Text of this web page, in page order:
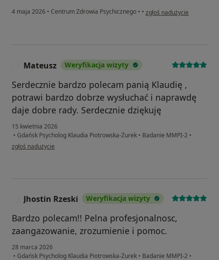
4 maja 2026 • Centrum Zdrowia Psychicznego • • w opinii użytkownika
zgłoś nadużycie
Mateusz Weryfikacja wizyty
Serdecznie bardzo polecam panią Klaudię ,
potrawi bardzo dobrze wysłuchać i naprawdę
daje dobre rady. Serdecznie dziękuję
15 kwietnia 2026
• Gdańsk Psycholog Klaudia Piotrowska-Żurek • Badanie MMPI-2 •
w opinii użytkownika Mateusz
zgłoś nadużycie
Jhostin Rzeski Weryfikacja wizyty
Bardzo polecam!! Pelna profesjonalnosc,
zaangazowanie, zrozumienie i pomoc.
28 marca 2026
• Gdańsk Psycholog Klaudia Piotrowska-Żurek • Badanie MMPI-2 •